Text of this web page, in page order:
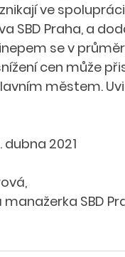
ve
SBD Praha, a
se v
cen může
městem.
dubna 2021
SBD